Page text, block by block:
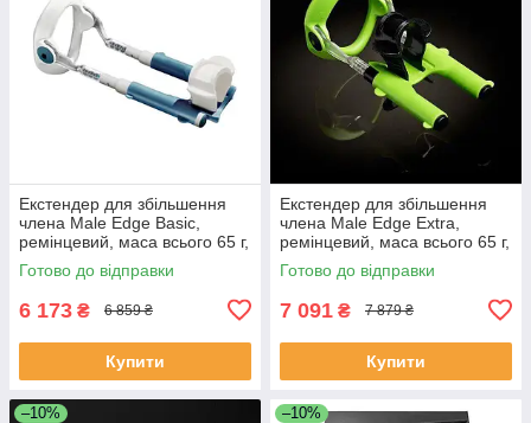
Екстендер для збільшення
члена Male Edge Basic,
ремінцевий, маса всього 65 г,
міцний пластик
Готово до відправки
6 173 ₴ 6 859 ₴
Купити
Екстендер для збільшення
члена Male Edge Extra,
ремінцевий, маса всього 65 г,
міцний пластик ME002
Готово до відправки
7 091 ₴ 7 879 ₴
Купити
–10% –10%